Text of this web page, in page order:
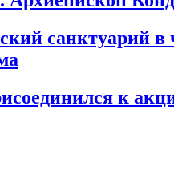
санктуарий в
к